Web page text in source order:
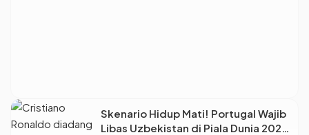
Skenario Hidup Mati! Portugal Wajib
Libas Uzbekistan di Piala Dunia 2026,